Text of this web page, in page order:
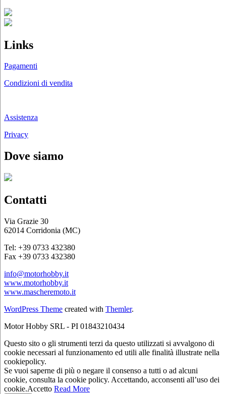
Links
Pagamenti
Condizioni di vendita
Assistenza
Privacy
Dove siamo
Contatti
Via Grazie 30
62014 Corridonia (MC)
Tel: +39 0733 432380
Fax +39 0733 432380
info@motorhobby.it
www.motorhobby.it
www.mascheremoto.it
WordPress Theme created with Themler.
Motor Hobby SRL - PI 01843210434
Questo sito o gli strumenti terzi da questo utilizzati si avvalgono di
cookie necessari al funzionamento ed utili alle finalità illustrate nella
cookiepolicy.
Se vuoi saperne di più o negare il consenso a tutti o ad alcuni
cookie, consulta la cookie policy. Accettando, acconsenti all’uso dei
cookie.Accetto Read More